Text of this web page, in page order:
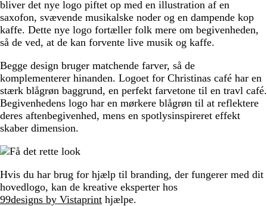
bliver det nye logo piftet op med en illustration af en
saxofon, svævende musikalske noder og en dampende kop
kaffe. Dette nye logo fortæller folk mere om begivenheden,
så de ved, at de kan forvente live musik og kaffe.
Begge design bruger matchende farver, så de
komplementerer hinanden. Logoet for Christinas café har en
stærk blågrøn baggrund, en perfekt farvetone til en travl café.
Begivenhedens logo har en mørkere blågrøn til at reflektere
deres aftenbegivenhed, mens en spotlysinspireret effekt
skaber dimension.
Hvis du har brug for hjælp til branding, der fungerer med dit
hovedlogo, kan de kreative eksperter hos
99designs by Vistaprint hjælpe.